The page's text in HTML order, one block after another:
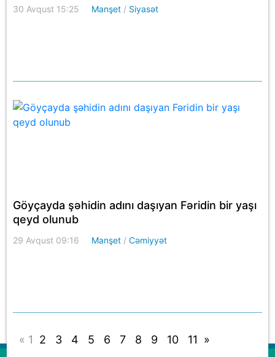
30 Avqust 15:25 Manşet / Siyasət
Göyçayda şəhidin adını daşıyan Fəridin bir yaşı
qeyd olunub
29 Avqust 09:16 Manşet /Cəmiyyət
« 1 2 3 4 5 6 7 8 9 10 11 »